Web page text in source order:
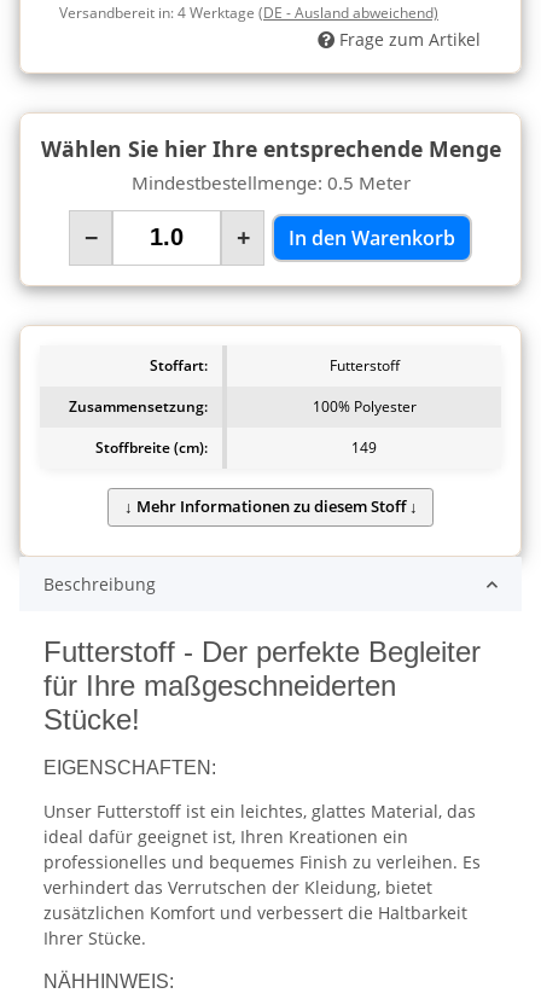
Versandbereit in:4 Werktage (DE - Ausland abweichend)
Frage zum Artikel
Wählen Sie hier Ihre entsprechende Menge
Mindestbestellmenge: 0.5 Meter
− + In den Warenkorb
Stoffart:
Futterstoff
Zusammensetzung:
100% Polyester
Stoffbreite (cm):
149
Beschreibung
Futterstoff - Der perfekte Begleiter
für Ihre maßgeschneiderten
Stücke!
EIGENSCHAFTEN:
Unser Futterstoff ist ein leichtes, glattes Material, das
ideal dafür geeignet ist, Ihren Kreationen ein
professionelles und bequemes Finish zu verleihen. Es
verhindert das Verrutschen der Kleidung, bietet
zusätzlichen Komfort und verbessert die Haltbarkeit
Ihrer Stücke.
NÄHHINWEIS: